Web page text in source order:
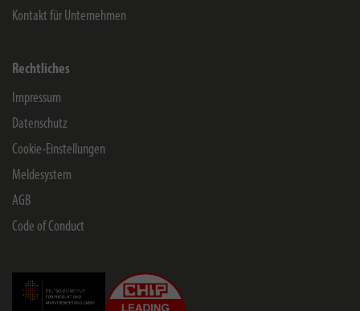
Kontakt für Unternehmen
Rechtliches
Impressum
Datenschutz
Cookie-Einstellungen
Meldesystem
AGB
Code of Conduct